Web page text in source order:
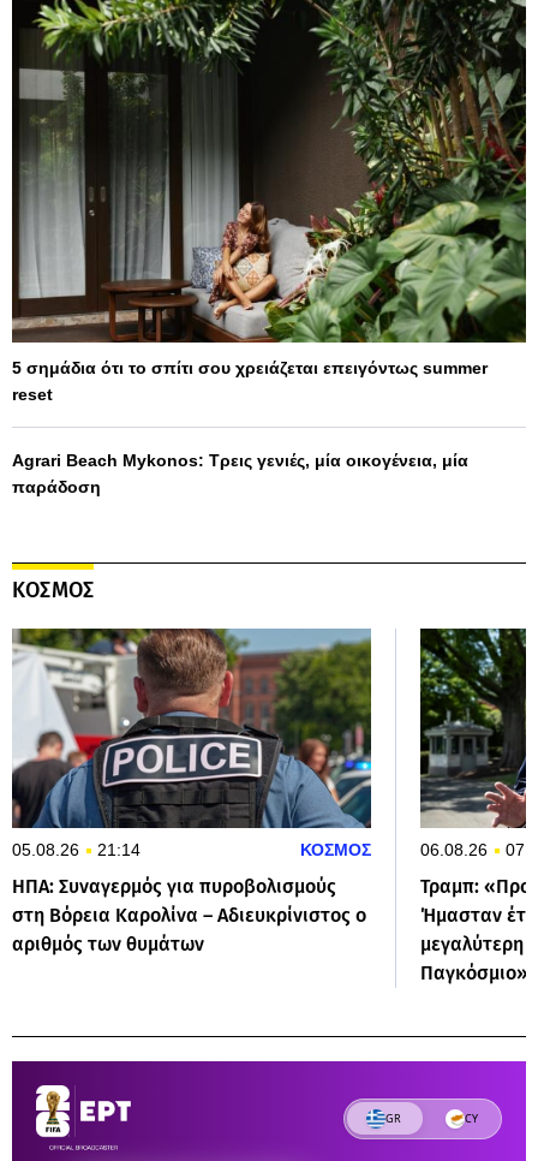
5 σημάδια ότι το σπίτι σου χρειάζεται επειγόντως summer
reset
Agrari Beach Mykonos: Τρεις γενιές, μία οικογένεια, μία
παράδοση
ΚΟΣΜΟΣ
05.08.26 21:14 ΚΟΣΜΟΣ
ΗΠΑ: Συναγερμός για πυροβολισμούς
στη Βόρεια Καρολίνα – Αδιευκρίνιστος ο
αριθμός των θυμάτων
06.08.26
Τραμπ:
Ήμασταν
μεγαλύτερη
Παγκόσμιο»